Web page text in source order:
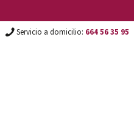
Servicio a domicilio: 664 56 35 95